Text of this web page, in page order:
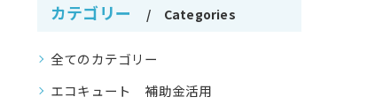
カテゴリー Categories
全てのカテゴリー
エコキュート 補助金活用